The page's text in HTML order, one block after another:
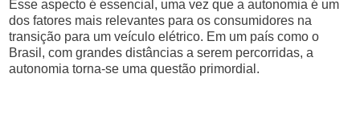
Esse aspecto é essencial, uma vez que a autonomia é um
dos fatores mais relevantes para os consumidores na
transição para um veículo elétrico. Em um país como o
Brasil, com grandes distâncias a serem percorridas, a
autonomia torna-se uma questão primordial.